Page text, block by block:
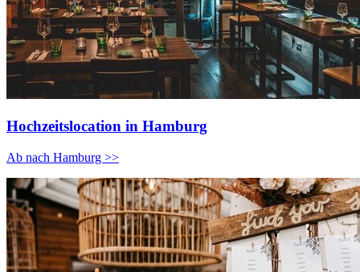
Hochzeitslocation in Hamburg
Ab nach Hamburg >>